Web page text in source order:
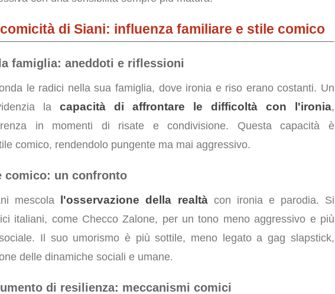
di Siani: influenza familiare e stile comico
famiglia: aneddoti e riflessioni
le radici nella sua famiglia, dove ironia e riso erano costanti. Un
la capacità di affrontare le difficoltà con l'ironia,
in momenti di risate e condivisione. Questa capacità è
comico, rendendolo pungente ma mai aggressivo.
comico: un confronto
mescola l'osservazione della realtàcon ironia e parodia. Si
italiani, come Checco Zalone, per un tono meno aggressivo e più
Il suo umorismo è più sottile, meno legato a gag slapstick,
delle dinamiche sociali e umane.
di resilienza: meccanismi comici